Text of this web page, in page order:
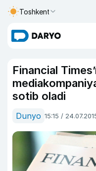
Toshkent
Financial
sotib oladi
Dunyo 15:15 /